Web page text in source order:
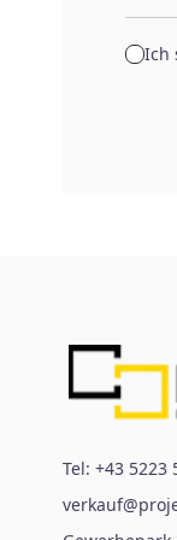
Ich
Tel: +43 5223